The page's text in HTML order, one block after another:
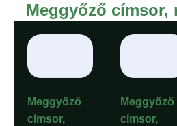
Meggyőző címsor,
Meggyőző
címsor,
Meggyőző
címsor,